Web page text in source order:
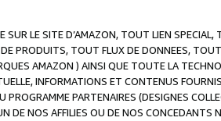
LE SITE D’AMAZON, TOUT LIEN
PRODUITS, TOUT FLUX DE DONNEES,
AMAZON ) AINSI QUE TOUTE LA
INFORMATIONS ET CONTENUS
PARTENAIRES (DESIGNES
NOS AFFILIES OU DE NOS CONCEDANTS